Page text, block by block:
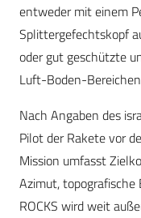
entweder mit einem
Splittergefechtskopf
oder gut geschützte
Luft-Boden-
Nach Angaben des
Pilot der Rakete vor
Mission umfasst
Azimut, topografische
ROCKS wird weit